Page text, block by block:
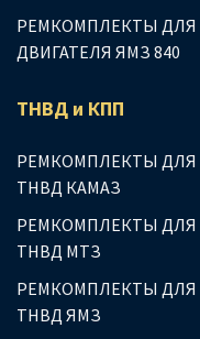
РЕМКОМПЛЕКТЫ ДЛЯ
ДВИГАТЕЛЯ ЯМЗ 840
ТНВД и КПП
РЕМКОМПЛЕКТЫ ДЛЯ
ТНВД КАМАЗ
РЕМКОМПЛЕКТЫ ДЛЯ
ТНВД МТЗ
РЕМКОМПЛЕКТЫ ДЛЯ
ТНВД ЯМЗ